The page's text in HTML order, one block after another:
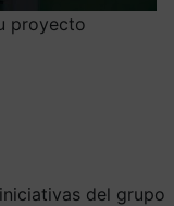
proyecto
del grupo